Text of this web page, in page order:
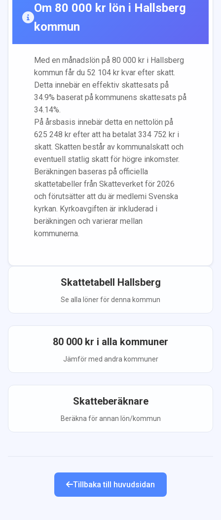
Om 80 000 kr lön i Hallsberg
kommun
Med en månadslön på 80 000 kr i Hallsberg
kommun får du 52 104 kr kvar efter skatt.
Detta innebär en effektiv skattesats på
34.9% baserat på kommunens skattesats på
34.14%.
På årsbasis innebär detta en nettolön på
625 248 kr efter att ha betalat 334 752 kr i
skatt. Skatten består av kommunalskatt och
eventuell statlig skatt för högre inkomster.
Beräkningen baseras på officiella
skattetabeller från Skatteverket för 2026
och förutsätter att du är medlemi Svenska
kyrkan. Kyrkoavgiften är inkluderad i
beräkningen och varierar mellan
kommunerna.
Skattetabell Hallsberg
Se alla löner för denna kommun
80 000 kr i alla kommuner
Jämför med andra kommuner
Skatteberäknare
Beräkna för annan lön/kommun
Tillbaka till huvudsidan